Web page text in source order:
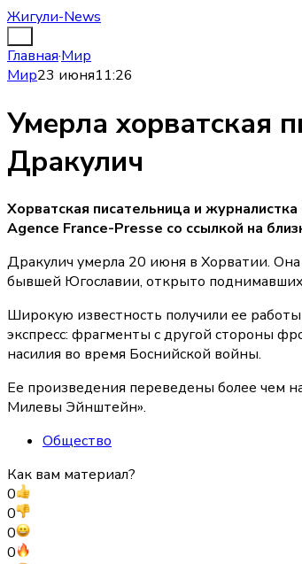
Жигули-News
Главная·Мир
Мир23 июня11:26
Умерла хорватская
Дракулич
Хорватская писательница и
Agence France-Presse со ссылкой на
Дракулич умерла 20 июня в Хорватии.
бывшей Югославии, открыто
Широкую известность получили ее
экспресс: фрагменты с другой стороны
насилия во время Боснийской войны.
Ее произведения переведены более чем
Милевы Эйнштейн».
Общество
Как вам материал?
0
0
0
0